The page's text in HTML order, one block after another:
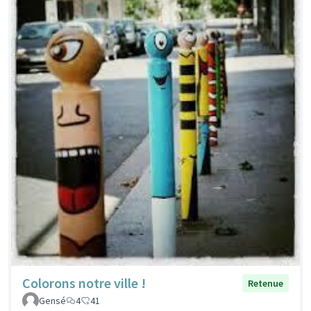
Colorons notre ville !
Retenue
Gensé
4 41